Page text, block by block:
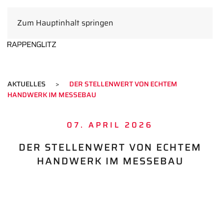
Zum Hauptinhalt springen
AKTUELLES
DER STELLENWERT VON ECHTEM
HANDWERK IM MESSEBAU
07. APRIL 2026
DER STELLENWERT VON ECHTEM
HANDWERK IM MESSEBAU